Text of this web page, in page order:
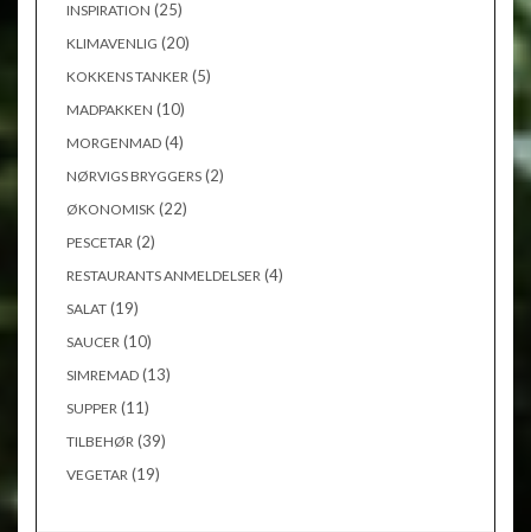
INSPIRATION (25)
KLIMAVENLIG (20)
KOKKENS TANKER (5)
MADPAKKEN (10)
MORGENMAD (4)
NØRVIGS BRYGGERS (2)
ØKONOMISK (22)
PESCETAR (2)
RESTAURANTS ANMELDELSER (4)
SALAT (19)
SAUCER (10)
SIMREMAD (13)
SUPPER (11)
TILBEHØR (39)
VEGETAR (19)